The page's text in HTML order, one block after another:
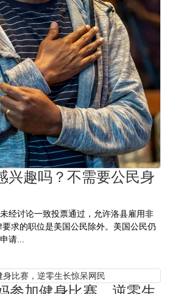
兴趣吗？不需要公民身
经讨论一致投票通过，允许洛县雇用非
求的职位是美国公民除外。美国公民仍
请...